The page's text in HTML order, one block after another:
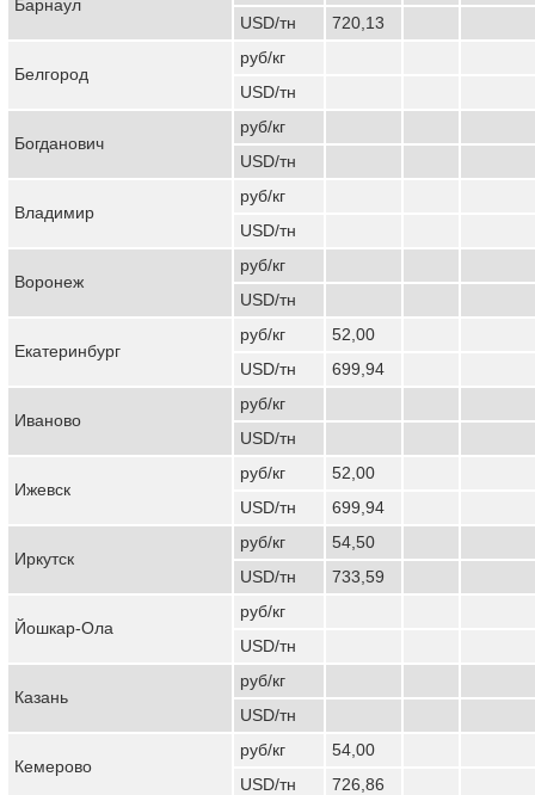
Барнаул
USD/тн
720,13
Белгород
руб/кг
USD/тн
Богданович
руб/кг
USD/тн
Владимир
руб/кг
USD/тн
Воронеж
руб/кг
USD/тн
Екатеринбург
руб/кг
52,00
USD/тн
699,94
Иваново
руб/кг
USD/тн
Ижевск
руб/кг
52,00
USD/тн
699,94
Иркутск
руб/кг
54,50
USD/тн
733,59
Йошкар-Ола
руб/кг
USD/тн
Казань
руб/кг
USD/тн
Кемерово
руб/кг
54,00
USD/тн
726,86